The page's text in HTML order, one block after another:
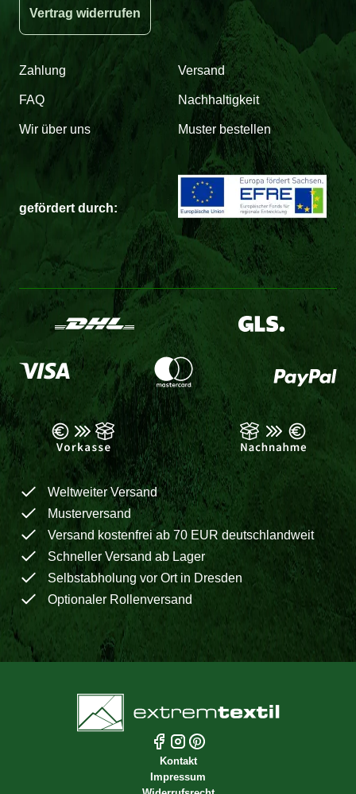
Vertrag widerrufen
Zahlung Versand
FAQ Nachhaltigkeit
Wir über uns Muster bestellen
gefördert durch:
Weltweiter Versand
Musterversand
Versand kostenfrei ab 70 EUR deutschlandweit
Schneller Versand ab Lager
Selbstabholung vor Ort in Dresden
Optionaler Rollenversand
Kontakt
Impressum